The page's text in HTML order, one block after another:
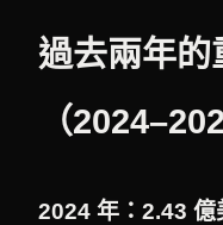
過去兩年的
（
2024 年：2.43 億